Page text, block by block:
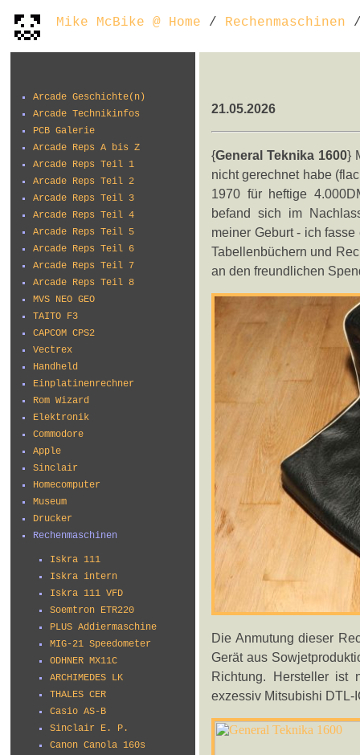
Mike McBike @ Home / Rechenmaschinen /
Arcade Geschichte(n)
Arcade Technikinfos
PCB Galerie
Arcade Reps A bis Z
Arcade Reps Teil 1
Arcade Reps Teil 2
Arcade Reps Teil 3
Arcade Reps Teil 4
Arcade Reps Teil 5
Arcade Reps Teil 6
Arcade Reps Teil 7
Arcade Reps Teil 8
MVS NEO GEO
TAITO F3
CAPCOM CPS2
Vectrex
Handheld
Einplatinenrechner
Rom Wizard
Elektronik
Commodore
Apple
Sinclair
Homecomputer
Museum
Drucker
Rechenmaschinen
Iskra 111
Iskra intern
Iskra 111 VFD
Soemtron ETR220
PLUS Addiermaschine
MIG-21 Speedometer
ODHNER MX11C
ARCHIMEDES LK
THALES CER
Casio AS-B
Sinclair E. P.
Canon Canola 160s
21.05.2026
{General Teknika 1600}
nicht gerechnet habe
1970 für heftige
befand sich im
meiner Geburt - ich
Tabellenbüchern und
an den freundlichen
Die Anmutung dieser
Gerät aus
Richtung. Hersteller ist
exzessiv Mitsubishi DTL-